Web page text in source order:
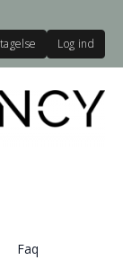
Log ind
Faq